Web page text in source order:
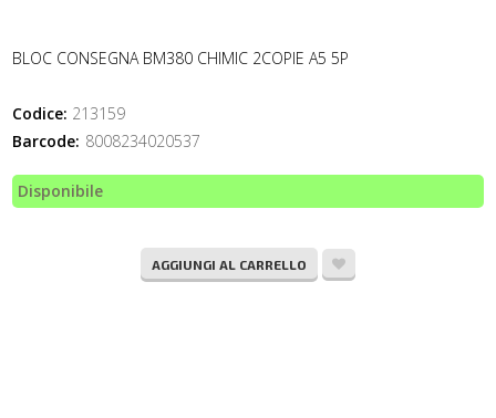
BLOC CONSEGNA BM380 CHIMIC 2COPIE A5 5P
Codice: 213159
Barcode: 8008234020537
Disponibile
AGGIUNGI AL CARRELLO